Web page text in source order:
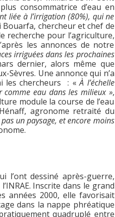
consommatrice d’eau en
liée à l’irrigation (80%), qui ne
Bouarfa, chercheur et chef de
recherche pour l’agriculture,
les annonces de notre
irriguées dans les prochaines
dernier, alors même que
Sèvres. Une annonce qui n’a
les chercheurs : «À l’échelle
comme eau dans les milieux »,
module la course de l’eau
agronome retraité du
un paysage, et encore moins
l’ont dessiné après-guerre,
Inscrite dans le grand
années 2000, elle favorisait
dans la nappe phréatique
quadruplé entre